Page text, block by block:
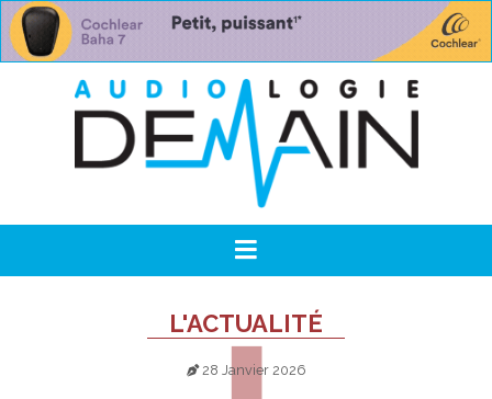
L'ACTUALITÉ
28 Janvier 2026